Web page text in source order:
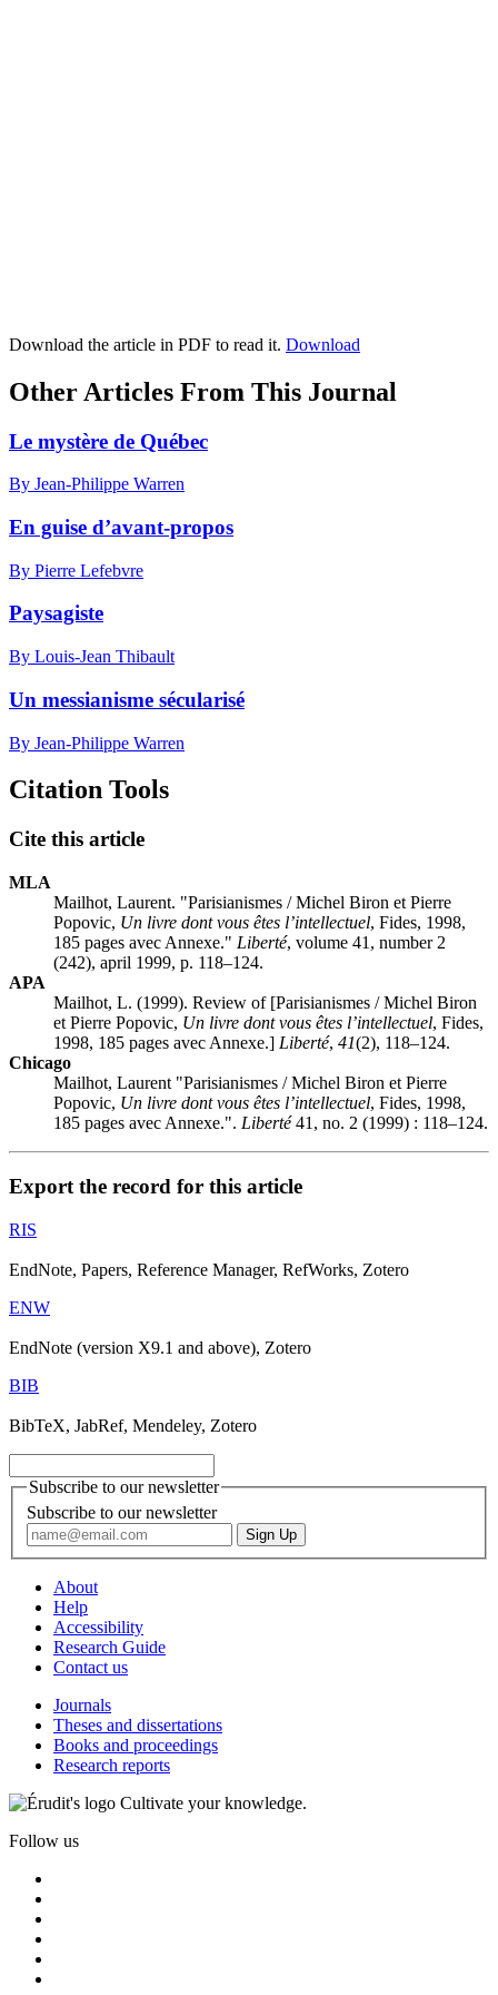
Download the article in PDF to read it. Download
Other Articles From This Journal
Le mystère de Québec
By Jean-Philippe Warren
En guise d’avant-propos
By Pierre Lefebvre
Paysagiste
By Louis-Jean Thibault
Un messianisme sécularisé
By Jean-Philippe Warren
Citation Tools
Cite this article
MLA
Mailhot, Laurent. "Parisianismes / Michel Biron et Pierre
Popovic, Un livre dont vous êtes l’intellectuel, Fides, 1998,
185 pages avec Annexe." Liberté, volume 41, number 2
(242), april 1999, p. 118–124.
APA
Mailhot, L. (1999). Review of [Parisianismes / Michel Biron
et Pierre Popovic, Un livre dont vous êtes l’intellectuel, Fides,
1998, 185 pages avec Annexe.] Liberté, 41(2), 118–124.
Chicago
Mailhot, Laurent "Parisianismes / Michel Biron et Pierre
Popovic, Un livre dont vous êtes l’intellectuel, Fides, 1998,
185 pages avec Annexe.". Liberté41, no. 2 (1999) : 118–124.
Export the record for this article
RIS
EndNote, Papers, Reference Manager, RefWorks, Zotero
ENW
EndNote (version X9.1 and above), Zotero
BIB
BibTeX, JabRef, Mendeley, Zotero
Subscribe to our newsletter
Subscribe to our newsletter
About
Help
Accessibility
Research Guide
Contact us
Journals
Theses and dissertations
Books and proceedings
Research reports
Cultivate your knowledge.
Follow us